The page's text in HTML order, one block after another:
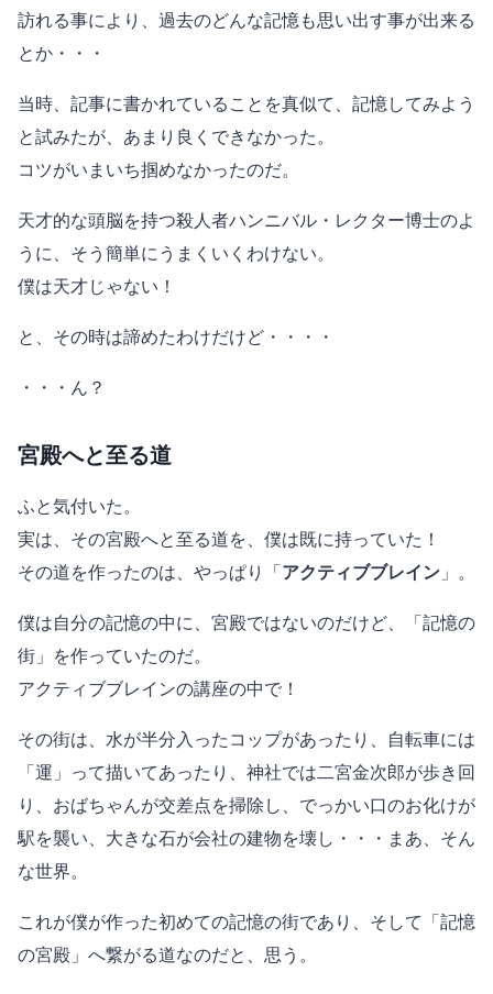
訪れる事により、過去のどんな記憶も思い出す事が出来る
とか・・・
当時、記事に書かれていることを真似て、記憶してみよう
と試みたが、あまり良くできなかった。
コツがいまいち掴めなかったのだ。
天才的な頭脳を持つ殺人者ハンニバル・レクター博士のよ
うに、そう簡単にうまくいくわけない。
僕は天才じゃない！
と、その時は諦めたわけだけど・・・・
・・・ん？
宮殿へと至る道
ふと気付いた。
実は、その宮殿へと至る道を、僕は既に持っていた！
その道を作ったのは、やっぱり「アクティブブレイン 」。
僕は自分の記憶の中に、宮殿ではないのだけど、「記憶の
街」を作っていたのだ。
アクティブブレインの講座の中で！
その街は、水が半分入ったコップがあったり、自転車には
「運」って描いてあったり、神社では二宮金次郎が歩き回
り、おばちゃんが交差点を掃除し、でっかい口のお化けが
駅を襲い、大きな石が会社の建物を壊し・・・まあ、そん
な世界。
これが僕が作った初めての記憶の街であり、そして「記憶
の宮殿」へ繋がる道なのだと、思う。